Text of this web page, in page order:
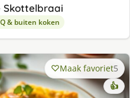
Skottelbraai
& buiten koken
Maak favoriet5
👍